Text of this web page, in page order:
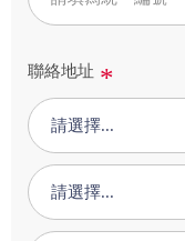
聯絡地址
請選擇...
請選擇...